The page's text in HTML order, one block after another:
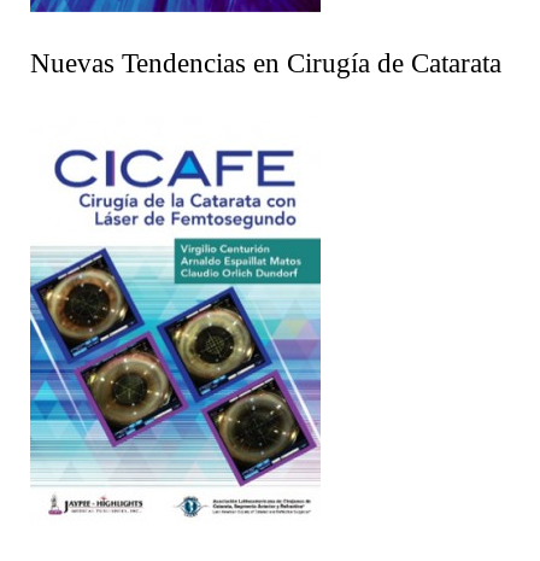
Nuevas Tendencias en Cirugía de Catarata